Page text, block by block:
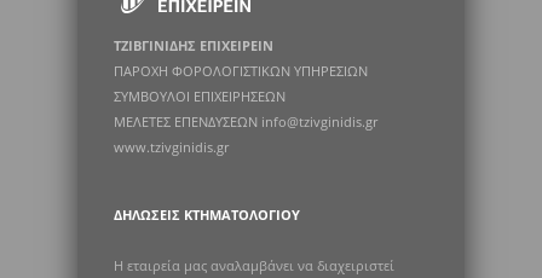
ΤΖΙΒΓΙΝΙΔΗΣ ΕΠΙΧΕΙΡΕΙΝ
ΠΑΡΟΧΗ ΦΟΡΟΛΟΓΙΣΤΙΚΩΝ ΥΠΗΡΕΣΙΩΝ
ΣΥΜΒΟΥΛΟΙ ΕΠΙΧΕΙΡΗΣΕΩΝ
ΜΕΛΕΤΕΣ ΕΠΕΝΔΥΣΕΩΝ info@tzivginidis.gr
www.tzivginidis.gr
ΔΗΛΏΣΕΙΣ ΚΤΗΜΑΤΟΛΟΓΊΟΥ
Η εταιρεία μας αναλαμβάνει να διαχειριστεί